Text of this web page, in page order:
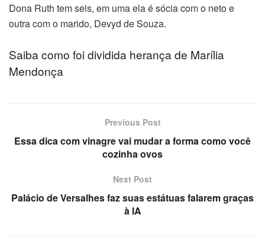
Dona Ruth tem seis, em uma ela é sócia com o neto e
outra com o marido, Devyd de Souza.
Saiba como foi dividida herança de Marília
Mendonça
Previous Post
Essa dica com vinagre vai mudar a forma como você
cozinha ovos
Next Post
Palácio de Versalhes faz suas estátuas falarem graças
à IA